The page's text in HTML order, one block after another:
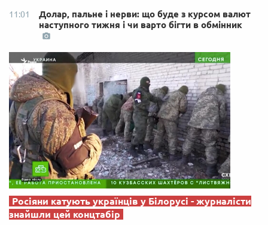
11:01
Долар, пальне і нерви: що буде з курсом валют
наступного тижня і чи варто бігти в обмінник
Росіяни катують українців у Білорусі - журналісти
знайшли цей концтабір